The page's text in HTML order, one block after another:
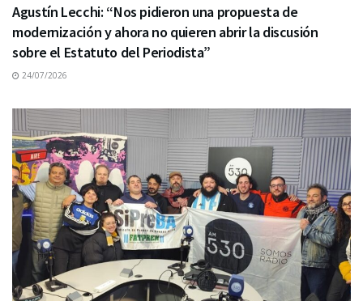
Agustín Lecchi: “Nos pidieron una propuesta de
modernización y ahora no quieren abrir la discusión
sobre el Estatuto del Periodista”
24/07/2026